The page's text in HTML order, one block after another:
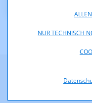
NUR TECHNISCH
Weitere